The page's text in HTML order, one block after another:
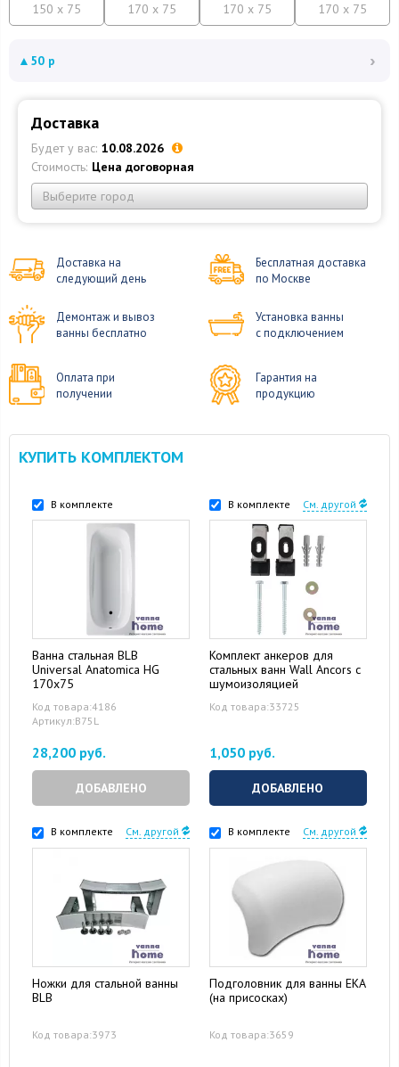
150 x 75 170 x 75 170 x 75 170 x 75
▲ 50 р ›
Доставка
Будет у вас: 10.08.2026
Стоимость: Цена договорная
Выберите город
Доставка на
следующий день
Бесплатная доставка
по Москве
Демонтаж и вывоз
ванны бесплатно
Установка ванны
с подключением
Оплата при
получении
Гарантия на
продукцию
КУПИТЬ КОМПЛЕКТОМ
В комплекте
Ванна стальная BLB
Universal Anatomica HG
170x75
Код товара:4186
Артикул:B75L
28,200 руб.
ДОБАВЛЕНО
В комплекте См. другой
Комплект анкеров для
стальных ванн Wall Ancors с
шумоизоляцией
Код товара:33725
1,050 руб.
ДОБАВЛЕНО
В комплекте См. другой
Ножки для стальной ванны
BLB
Код товара:3973
В комплекте См. другой
Подголовник для ванны EKA
(на присосках)
Код товара:3659